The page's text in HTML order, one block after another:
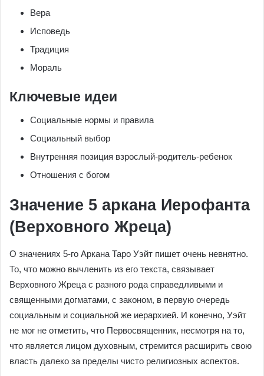
Вера
Исповедь
Традиция
Мораль
Ключевые идеи
Социальные нормы и правила
Социальный выбор
Внутренняя позиция взрослый-родитель-ребенок
Отношения с богом
Значение 5 аркана Иерофанта
(Верховного Жреца)
О значениях 5-го Аркана Таро Уэйт пишет очень невнятно.
То, что можно вычленить из его текста, связывает
Верховного Жреца с разного рода справедливыми и
священными догматами, с законом, в первую очередь
социальным и социальной же иерархией. И конечно, Уэйт
не мог не отметить, что Первосвященник, несмотря на то,
что является лицом духовным, стремится расширить свою
власть далеко за пределы чисто религиозных аспектов.